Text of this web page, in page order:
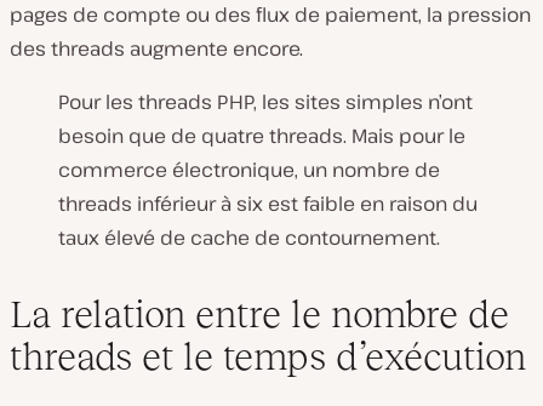
pages de compte ou des flux de paiement, la pression
des threads augmente encore.
Pour les threads PHP, les sites simples n’ont
besoin que de quatre threads. Mais pour le
commerce électronique, un nombre de
threads inférieur à six est faible en raison du
taux élevé de cache de contournement.
La relation entre le nombre de
threads et le temps d’exécution